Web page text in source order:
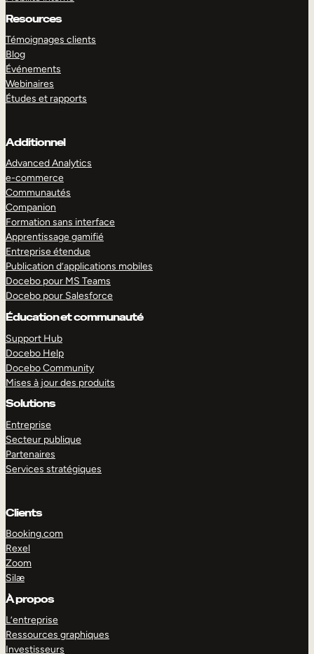
Resources
Témoignages clients
Blog
Événements
Webinaires
Études et rapports
Additionnel
Advanced Analytics
e-commerce
Communautés
Companion
Formation sans interface
Apprentissage gamifié
Entreprise étendue
Publication d’applications mobiles
Docebo pour MS Teams
Docebo pour Salesforce
Éducation et communauté
Support Hub
Docebo Help
Docebo Community
Mises à jour des produits
Solutions
Entreprise
Secteur publique
Partenaires
Services stratégiques
Clients
Booking.com
Rexel
Zoom
Silæ
À propos
L’entreprise
Ressources graphiques
Investisseurs